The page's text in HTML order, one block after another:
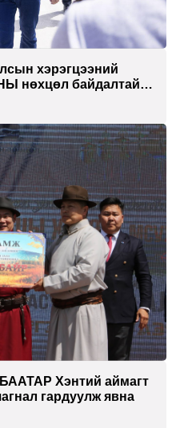
хэрэгцээний
нөхцөл байдалтай
Хэнтий аймагт
гардуулж явна